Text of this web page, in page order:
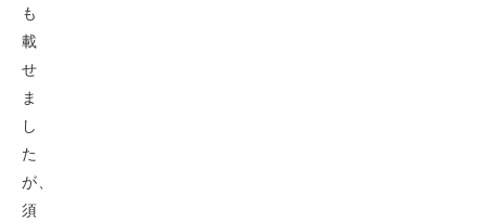
も
載
せ
ま
し
た
が、
須